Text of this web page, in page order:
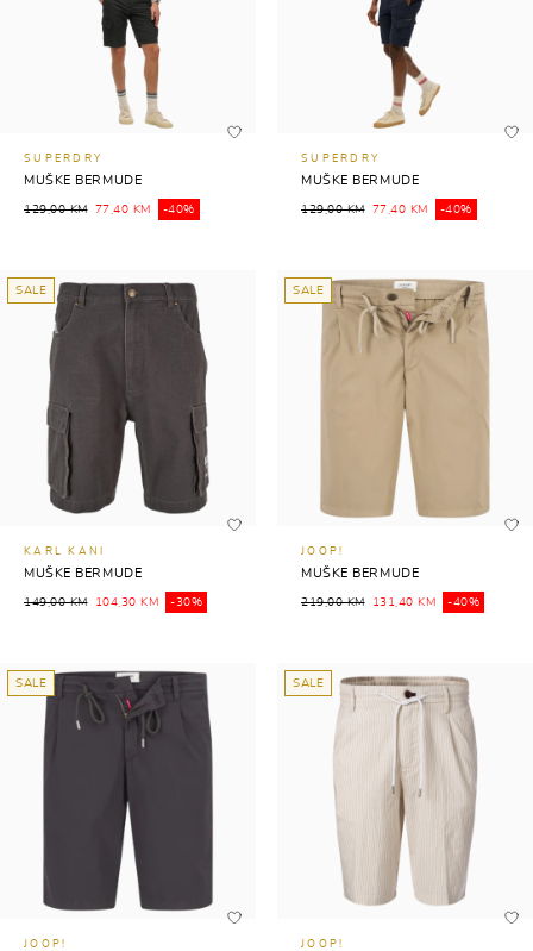
SUPERDRY
MUŠKE BERMUDE
129,00 KM 77,40 KM -40%
SUPERDRY
MUŠKE BERMUDE
129,00 KM 77,40 KM -40%
SALE
KARL KANI
MUŠKE BERMUDE
149,00 KM 104,30 KM -30%
SALE
JOOP!
MUŠKE BERMUDE
219,00 KM 131,40 KM -40%
SALE
JOOP!
SALE
JOOP!